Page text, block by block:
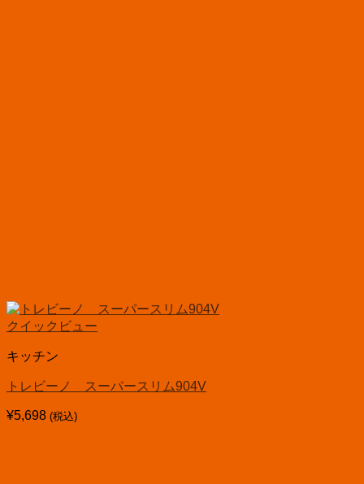
クイックビュー
キッチン
トレビーノ スーパースリム904V
¥5,698 (税込)